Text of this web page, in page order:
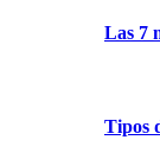
Las 7
Tipos